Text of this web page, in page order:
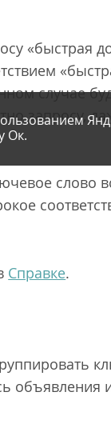
«быстрая
случае
запросу,
слово
Справке.
объявления
Ок.